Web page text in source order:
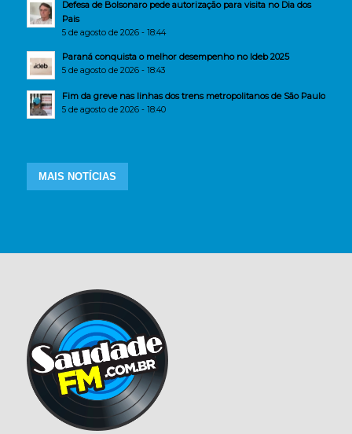
Defesa de Bolsonaro pede autorização para visita no Dia dos
Pais
5 de agosto de 2026 - 18:44
Paraná conquista o melhor desempenho no Ideb 2025
5 de agosto de 2026 - 18:43
Fim da greve nas linhas dos trens metropolitanos de São Paulo
5 de agosto de 2026 - 18:40
MAIS NOTÍCIAS